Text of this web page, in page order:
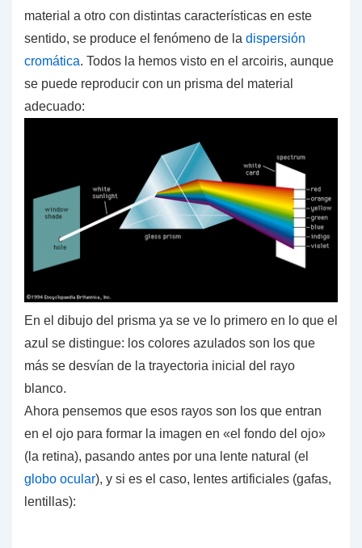
material a otro con distintas características en este
sentido, se produce el fenómeno de la dispersión
cromática. Todos la hemos visto en el arcoiris, aunque
se puede reproducir con un prisma del material
adecuado:
En el dibujo del prisma ya se ve lo primero en lo que el
azul se distingue: los colores azulados son los que
más se desvían de la trayectoria inicial del rayo
blanco.
Ahora pensemos que esos rayos son los que entran
en el ojo para formar la imagen en «el fondo del ojo»
(la retina), pasando antes por una lente natural (el
globo ocular), y si es el caso, lentes artificiales (gafas,
lentillas):